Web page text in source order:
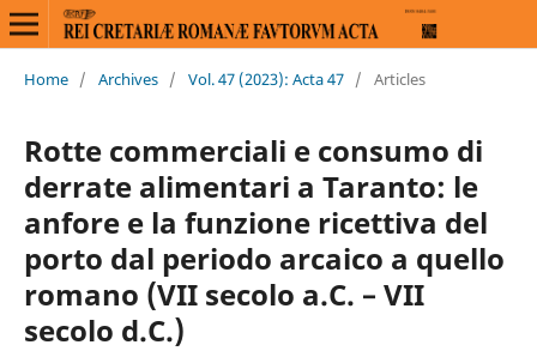
Home / Archives / Vol. 47 (2023): Acta 47 / Articles
Rotte commerciali e consumo di
derrate alimentari a Taranto: le
anfore e la funzione ricettiva del
porto dal periodo arcaico a quello
romano (VII secolo a.C. – VII
secolo d.C.)